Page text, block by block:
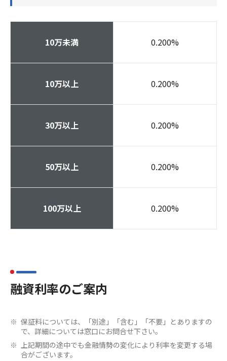
10万未満 0.200%
10万以上 0.200%
30万以上 0.200%
50万以上 0.200%
100万以上 0.200%
融資利率のご案内
保証料については、「別途」「含む」「不要」とありますの
で、詳細については窓口にお問合せ下さい。
上記期間の途中でも金融情勢の変化により利率を変更する場
合がございます。